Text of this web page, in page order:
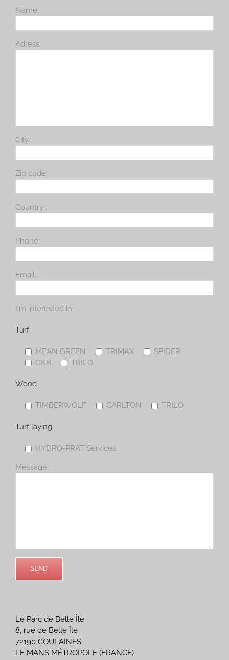
Name:
Adress:
City:
Zip code:
Country :
Phone:
Email :
I'm interested in:
Turf
MEAN GREEN TRIMAX
SPIDER
GKB
TRILO
Wood
TIMBERWOLF CARLTON TRILO
Turf laying
HYDRO-PRAT Services
Message :
Le Parc de Belle Île
8, rue de Belle Île
72190 COULAINES
LE MANS MÉTROPOLE (FRANCE)